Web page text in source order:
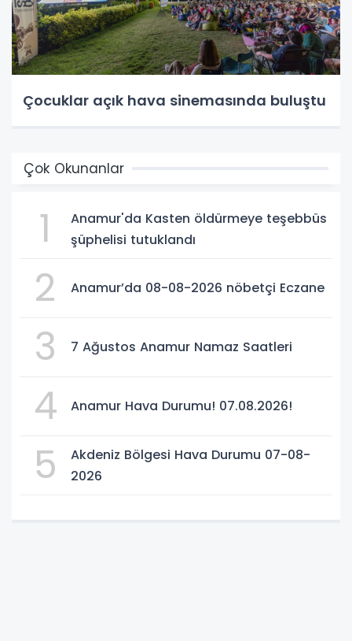
Çocuklar açık hava sinemasında buluştu
Çok Okunanlar
1
Anamur'da Kasten öldürmeye teşebbüs
şüphelisi tutuklandı
2 Anamur’da 08-08-2026 nöbetçi Eczane
3 7 Ağustos Anamur Namaz Saatleri
4 Anamur Hava Durumu! 07.08.2026!
5
Akdeniz Bölgesi Hava Durumu 07-08-
2026